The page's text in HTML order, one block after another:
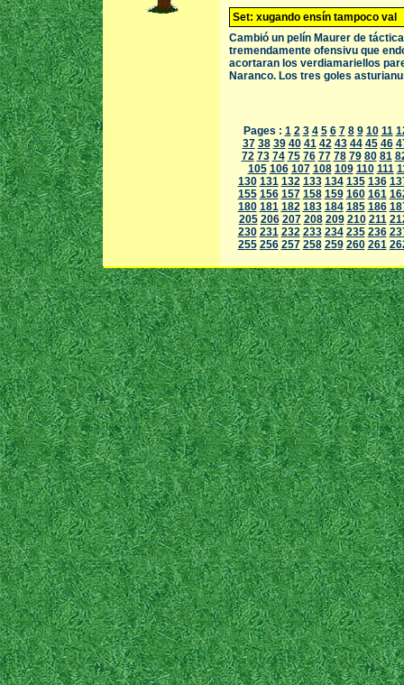
Set: xugando ensín tampoco val
Cambió un pelín Maurer de
tremendamente ofensivu que
acortaran los verdiamariellos
Naranco. Los tres goles
Pages : 1 2 3 4 5 6 7 8 9 10 11
37 38 39 40 41 42 43 44 45 46
72 73 74 75 76 77 78 79 80 81
105 106 107 108 109 110 111
130 131 132 133 134 135 136
155 156 157 158 159 160 161
180 181 182 183 184 185 186
205 206 207 208 209 210 211
230 231 232 233 234 235 236
255 256 257 258 259 260 261